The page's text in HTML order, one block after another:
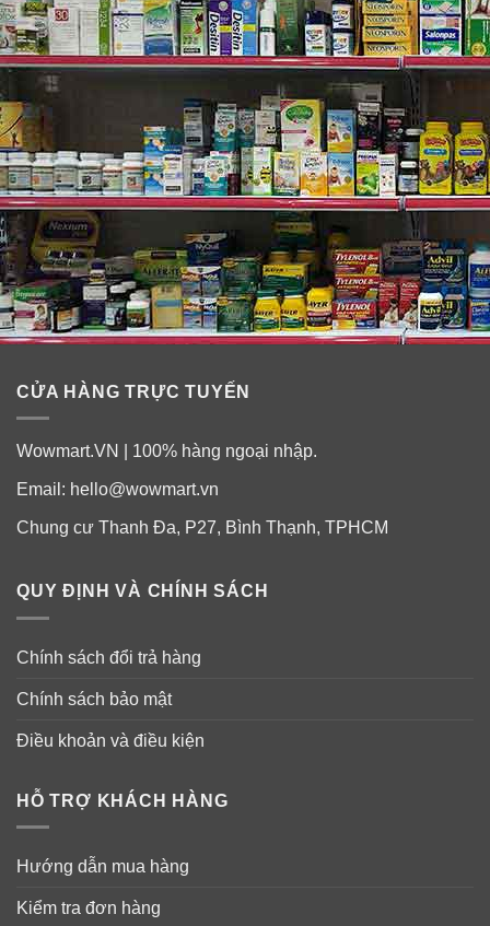
Vitamin tổng hợp và rau bổ sung chất xơ giúp bé tiêu
hóa dễ dàng hơn, kích thích bé ăn ngon miệng và
hấp thụ dưỡng chất tốt hơn.
Bé nào có thể dùng được kẹo dẻo Nature’s Way
Kids Smart Vita Gummies Multi Vitamin?
Trẻ từ 2 tuổi trở lên có thể dùng được kẹo vitamin của
Mỹ Nature’s Way Kids Smart để bổ sung các chất dinh
dưỡng tự nhiên cần thiết cho bé.
Thành phần kẹo bổ sung đa Vitamin Nature’s Way
VitaGummies Multi-Vitamin + Vegies:
60 kẹo mềm (Gummies mềm) hương vị Berry, mỗi
gummie chứa:
200mcg
Retinol (tương đương): RE
Acid folic: 50mcg
Nicotinamide (vitamin B3): 4.5mg
Pyridoxine hydrochloride (equiv. Pyridoxine (vitamin
Cyanocobalamin (Vitamin B12): 0.25mcg
Cholecalciferol (vitamin D3) 50 IU: 1.25mcg
dl-alpha Tocopherol Acetate (Vitamin E): 2,5 mg
CỬA HÀNG TRỰC TUYẾN
Wowmart.VN | 100% hàng ngoại nhập.
Email: hello@wowmart.vn
Chung cư Thanh Đa, P27, Bình Thạnh, TPHCM
QUY ĐỊNH VÀ CHÍNH SÁCH
Chính sách đổi trả hàng
Chính sách bảo mật
Điều khoản và điều kiện
HỖ TRỢ KHÁCH HÀNG
Hướng dẫn mua hàng
Kiểm tra đơn hàng